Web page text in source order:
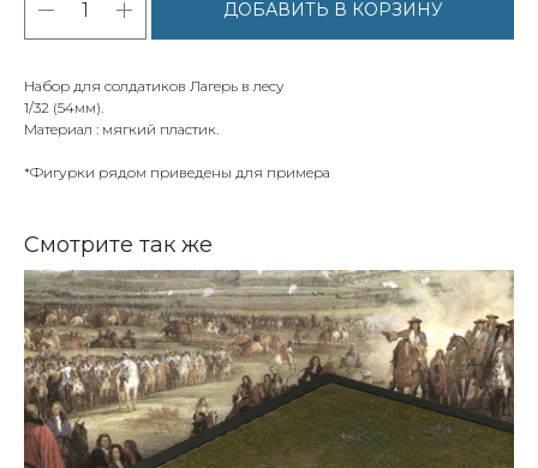
ДОБАВИТЬ В КОРЗИНУ
Набор для солдатиков Лагерь в лесу
1/32 (54мм).
Материал : мягкий пластик.
*Фигурки рядом приведены для примера
Смотрите так же